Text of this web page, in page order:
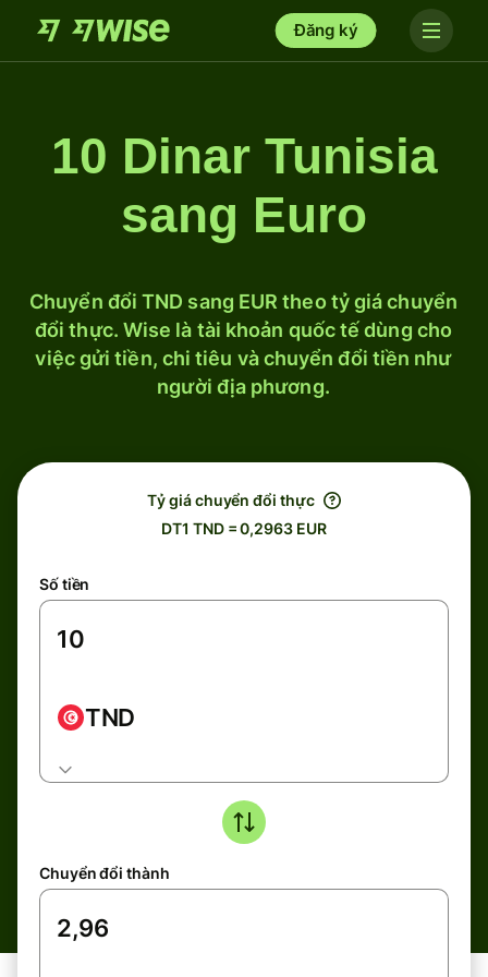
Đăng ký
10 Dinar Tunisia
sang Euro
Chuyển đổi TND sang EUR theo tỷ giá chuyển
đổi thực. Wise là tài khoản quốc tế dùng cho
việc gửi tiền, chi tiêu và chuyển đổi tiền như
người địa phương.
Tỷ giá chuyển đổi thực
DT1 TND = 0,2963 EUR
Số tiền
TND
Chuyển đổi thành